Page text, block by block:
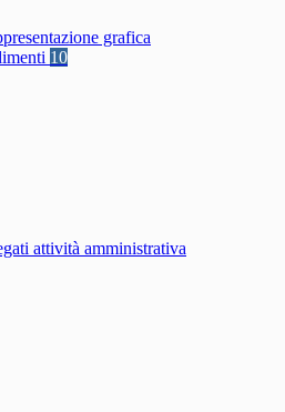
grafica
10
attività amministrativa